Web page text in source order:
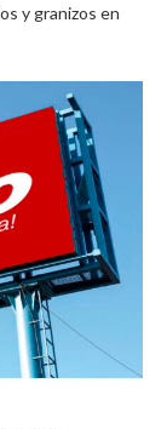
y granizos en